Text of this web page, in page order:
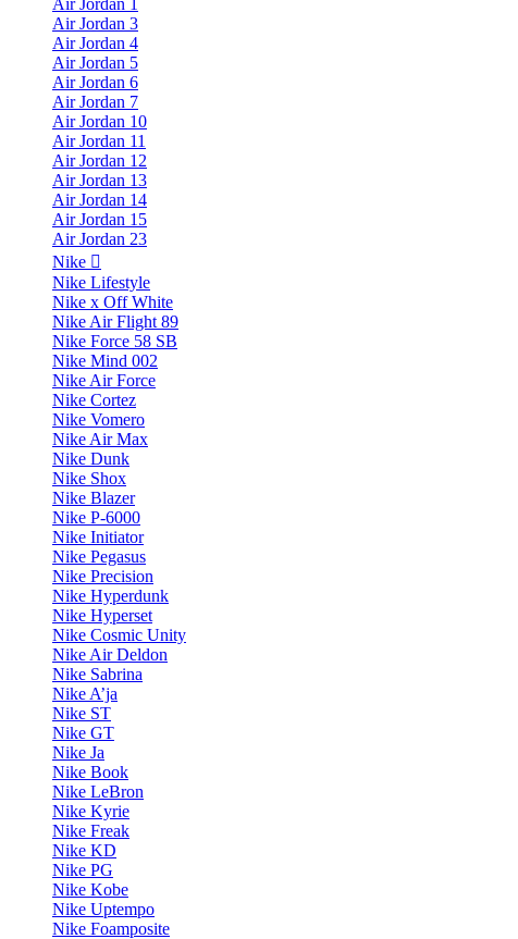
Air Jordan 1
Air Jordan 3
Air Jordan 4
Air Jordan 5
Air Jordan 6
Air Jordan 7
Air Jordan 10
Air Jordan 11
Air Jordan 12
Air Jordan 13
Air Jordan 14
Air Jordan 15
Air Jordan 23
Nike
Nike Lifestyle
Nike x Off White
Nike Air Flight 89
Nike Force 58 SB
Nike Mind 002
Nike Air Force
Nike Cortez
Nike Vomero
Nike Air Max
Nike Dunk
Nike Shox
Nike Blazer
Nike P-6000
Nike Initiator
Nike Pegasus
Nike Precision
Nike Hyperdunk
Nike Hyperset
Nike Cosmic Unity
Nike Air Deldon
Nike Sabrina
Nike A’ja
Nike ST
Nike GT
Nike Ja
Nike Book
Nike LeBron
Nike Kyrie
Nike Freak
Nike KD
Nike PG
Nike Kobe
Nike Uptempo
Nike Foamposite